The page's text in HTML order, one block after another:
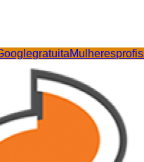
gratuitaMulheres